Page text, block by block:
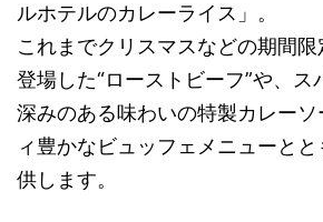
ルホテルのカレーライス」。
これまでクリスマスなどの期間
登場した“ローストビーフ”や、ス
深みのある味わいの特製カレー
ィ豊かなビュッフェメニューと
供します。